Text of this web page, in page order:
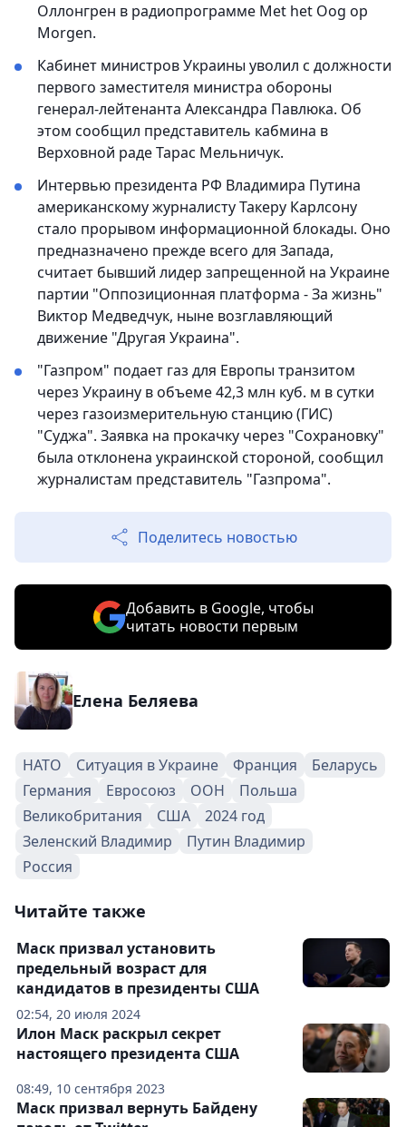
Оллонгрен в радиопрограмме Met het Oog op
Morgen.
Кабинет министров Украины уволил с должности
первого заместителя министра обороны
генерал-лейтенанта Александра Павлюка. Об
этом сообщил представитель кабмина в
Верховной раде Тарас Мельничук.
Интервью президента РФ Владимира Путина
американскому журналисту Такеру Карлсону
стало прорывом информационной блокады. Оно
предназначено прежде всего для Запада,
считает бывший лидер запрещенной на Украине
партии "Оппозиционная платформа - За жизнь"
Виктор Медведчук, ныне возглавляющий
движение "Другая Украина".
"Газпром" подает газ для Европы транзитом
через Украину в объеме 42,3 млн куб. м в сутки
через газоизмерительную станцию (ГИС)
"Суджа". Заявка на прокачку через "Сохрановку"
была отклонена украинской стороной, сообщил
журналистам представитель "Газпрома".
Поделитесь новостью
Добавить в Google, чтобы
читать новости первым
Елена Беляева
НАТО Ситуация в Украине Франция
Беларусь
Германия
Евросоюз ООН
Польша
Великобритания
США
2024 год
Зеленский Владимир
Путин Владимир
Россия
Читайте также
02:54, 20 июля 2024
Маск призвал установить
предельный возраст для
кандидатов в президенты США
08:49, 10 сентября 2023
Илон Маск раскрыл секрет
настоящего президента США
Маск призвал вернуть Байдену